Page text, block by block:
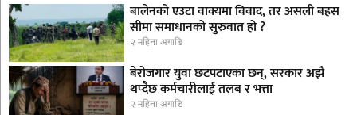
बालेनको एउटा वाक्यमा विवाद, तर असली बहस
सीमा समाधानको सुरुवात हो ?
२ महिना अगाडि
बेरोजगार युवा छटपटाएका छन्, सरकार अझै
थप्दैछ कर्मचारीलाई तलब र भत्ता
२ महिना अगाडि